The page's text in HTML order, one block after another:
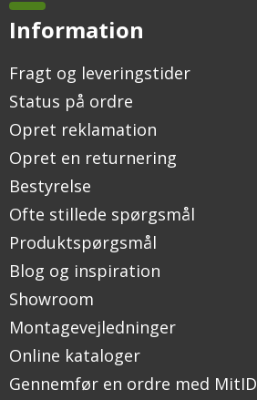
Information
Fragt og leveringstider
Status på ordre
Opret reklamation
Opret en returnering
Bestyrelse
Ofte stillede spørgsmål
Produktspørgsmål
Blog og inspiration
Showroom
Montagevejledninger
Online kataloger
Gennemfør en ordre med MitID